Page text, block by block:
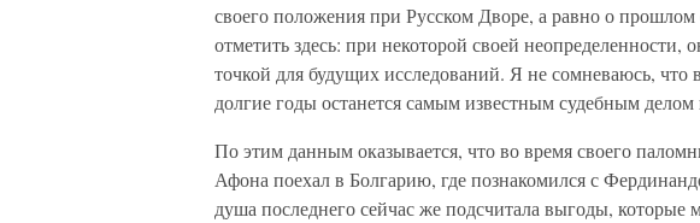
своего положения при Русском Дворе, а равно о прошлом
отметить здесь: при некоторой своей неопределенности,
точкой для будущих исследований. Я не сомневаюсь, что
долгие годы останется самым известным судебным делом
По этим данным оказывается, что во время своего
Афона поехал в Болгарию, где познакомился с
душа последнего сейчас же подсчитала выгоды,